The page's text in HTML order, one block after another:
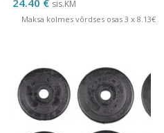
24.40 € sis.KM
Maksa kolmes võrdses osas 3 x 8.13€